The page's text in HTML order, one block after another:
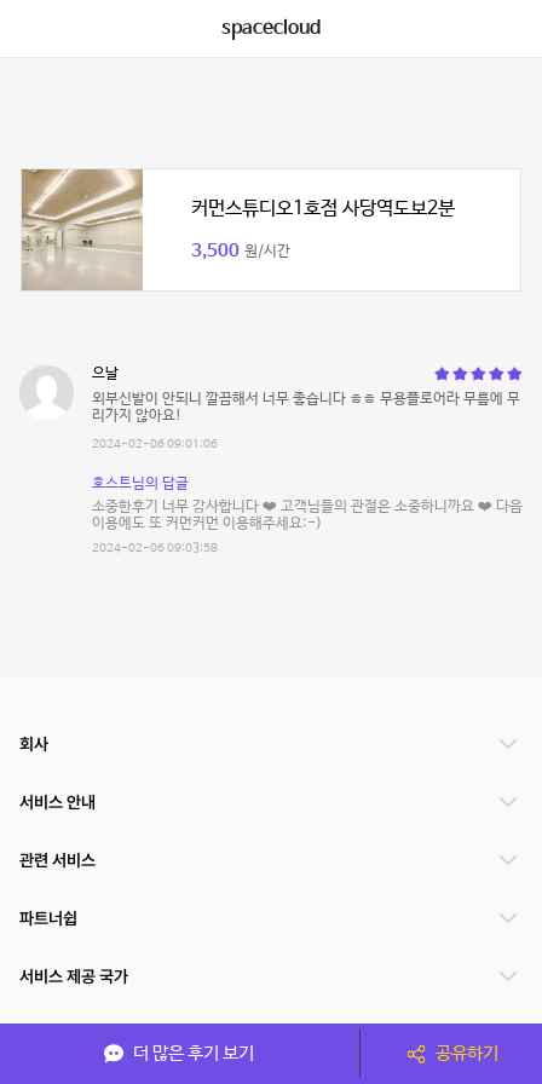
spacecloud
커먼스튜디오1호점 사당역도보2분
3,500 원/시간
으날
외부신발이 안되니 깔끔해서 너무 좋습니다 ㅎㅎ 무용플로어라 무릎에 무
리가지 않아요!
2024-02-06 09:01:06
호스트님의 답글
소중한후기 너무 감사합니다 ❤️ 고객님들의 관절은 소중하니까요 ❤️ 다음
이용에도 또 커먼커먼 이용해주세요:-)
2024-02-06 09:03:58
더 많은 후기 보기 공유하기
회사
서비스 안내
관련 서비스
파트너쉽
서비스 제공 국가
(주)NSPACE 사업자정보